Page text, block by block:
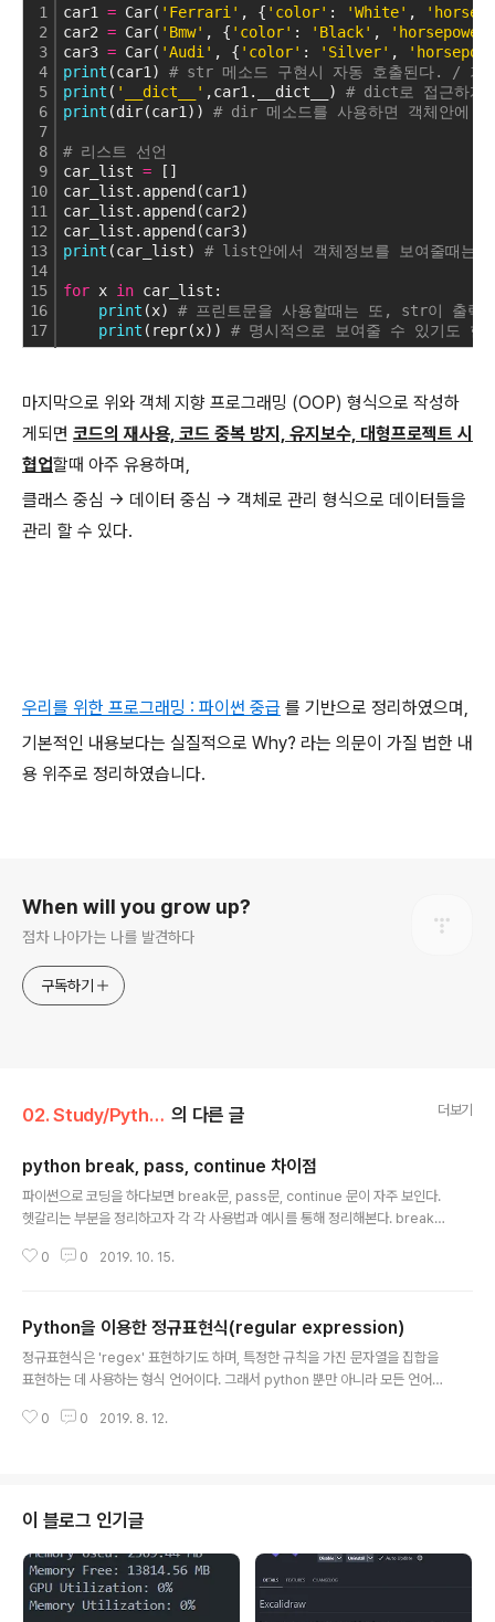
1
2
3
4
5
6
7
8
9
10
11
12
13
14
15
16
17
car1 = Car( 'Ferrari' , { 'color' : 'White' ,
car2 = Car( 'Bmw' , { 'color' : 'Black' ,
'horsepower'
car3 = Car( 'Audi' , { 'color' : 'Silver' ,
print (car1) # str 메소드 구현시 자동 호출된다. /
print ( '__dict__' ,car1.__dict__) # dict로 접근하게
print (dir(car1)) # dir 메소드를 사용하면 객체안에
# 리스트 선언
car_list = []
car_list.append(car1)
car_list.append(car2)
car_list.append(car3)
print (car_list) # list안에서 객체정보를 보여줄때는
for x in car_list:
print (x) # 프린트문을 사용할때는 또, str이 출
print (repr(x)) # 명시적으로 보여줄 수 있기도 한
마지막으로 위와 객체 지향 프로그래밍 (OOP) 형식으로 작성하
게되면 코드의 재사용, 코드 중복 방지, 유지보수, 대형프로젝트 시
협업할때 아주 유용하며,
클래스 중심 -> 데이터 중심 -> 객체로 관리 형식으로 데이터들을
관리 할 수 있다.
우리를 위한 프로그래밍 : 파이썬 중급 를 기반으로 정리하였으며,
기본적인 내용보다는 실질적으로 Why? 라는 의문이 가질 법한 내
용 위주로 정리하였습니다.
When will you grow up?
점차 나아가는 나를 발견하다
구독하기
02. Study/Python 의 다른 글 더보기
python break, pass, continue 차이점
파이썬으로 코딩을 하다보면 break문, pass문, continue 문이 자주 보인다.
헷갈리는 부분을 정리하고자 각 각 사용법과 예시를 통해 정리해본다. break :
오게 된다. 이중 포문일때, 해당 루프만 탈출하고 다음껀 계속 반복되서 다시 또
하자 탈출 준비 탈출 하자 위와같은 결과를 얻는데, 만약 i도는 루프를 탈출하고
싶다면, 조건을 걸어서 탈출할 수 있다. ex) y = False for i in ra..
0 0 2019. 10. 15.
Python을 이용한 정규표현식(regular expression)
정규표현식은 'regex' 표현하기도 하며, 특정한 규칙을 가진 문자열을 집합을
표현하는 데 사용하는 형식 언어이다. 그래서 python 뿐만 아니라 모든 언어에
라 이참에 간단하게 python을 이용하여 정리하였다. 나는 기본적으로 데이터
를 표현할때 사용 () ()는 grouping 이며 추출할 패턴을 지정 . \n(Escape Ch
aracter)를 제외한..
0 0 2019. 8. 12.
이 블로그 인기글